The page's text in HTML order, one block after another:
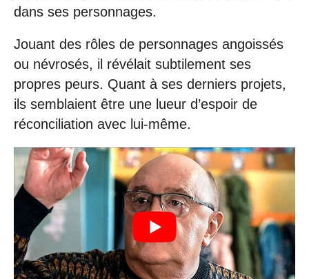
dans ses personnages.
Jouant des rôles de personnages angoissés
ou névrosés, il révélait subtilement ses
propres peurs. Quant à ses derniers projets,
ils semblaient être une lueur d’espoir de
réconciliation avec lui-même.